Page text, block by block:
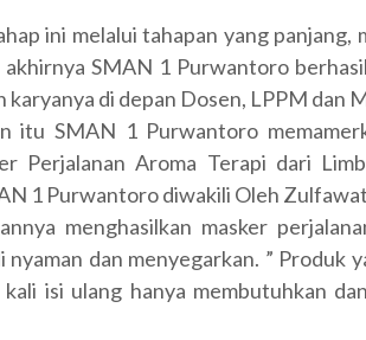
ini melalui tahapan yang panjang,
SMAN 1 Purwantoro
karyanya di depan Dosen, LPPM dan
itu SMAN 1 Purwantoro
Perjalanan Aroma Terapi dari
1 Purwantoro diwakili Oleh
menghasilkan masker
nyaman dan menyegarkan. ” Produk
isi ulang hanya membutuhkan